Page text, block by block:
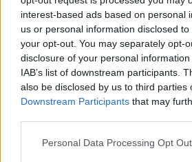
interest-based ads based on personal
us or personal information disclosed
your opt-out. You may separately opt-
disclosure of your personal
IAB’s list of downstream participants.
also be disclosed by us to third parties
Downstream Participants that may
Personal Data Processing Opt
21.5.2003
Rád bych doplnil pana Činčeru o několik
sokolníků vykrádající orly jsou jasné a
polemizujeme co a také kdo je
bude fér zmínit se též o aktivní práci
Pavel Koubek: Sokolník vykradač
sokolníků?
20.5.2003
Rád bych se zeptal pana Šafaříka jak je
sokolníků prokazatelně přistižený při